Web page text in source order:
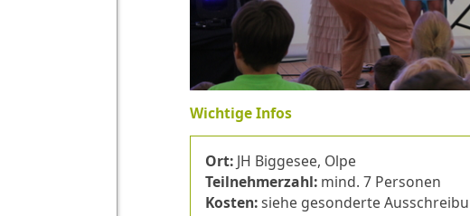
Wichtige Infos
Ort:JH Biggesee, Olpe
Teilnehmerzahl:mind. 7 Personen
Kosten:siehe gesonderte